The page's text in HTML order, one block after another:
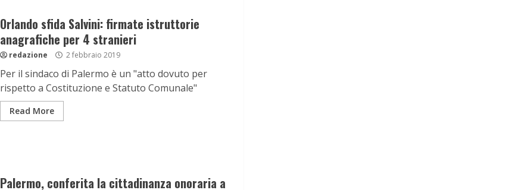
Orlando sfida Salvini: firmate istruttorie
anagrafiche per 4 stranieri
redazione 2 febbraio 2019
Per il sindaco di Palermo è un "atto dovuto per
rispetto a Costituzione e Statuto Comunale"
Read More
Palermo, conferita la cittadinanza onoraria a